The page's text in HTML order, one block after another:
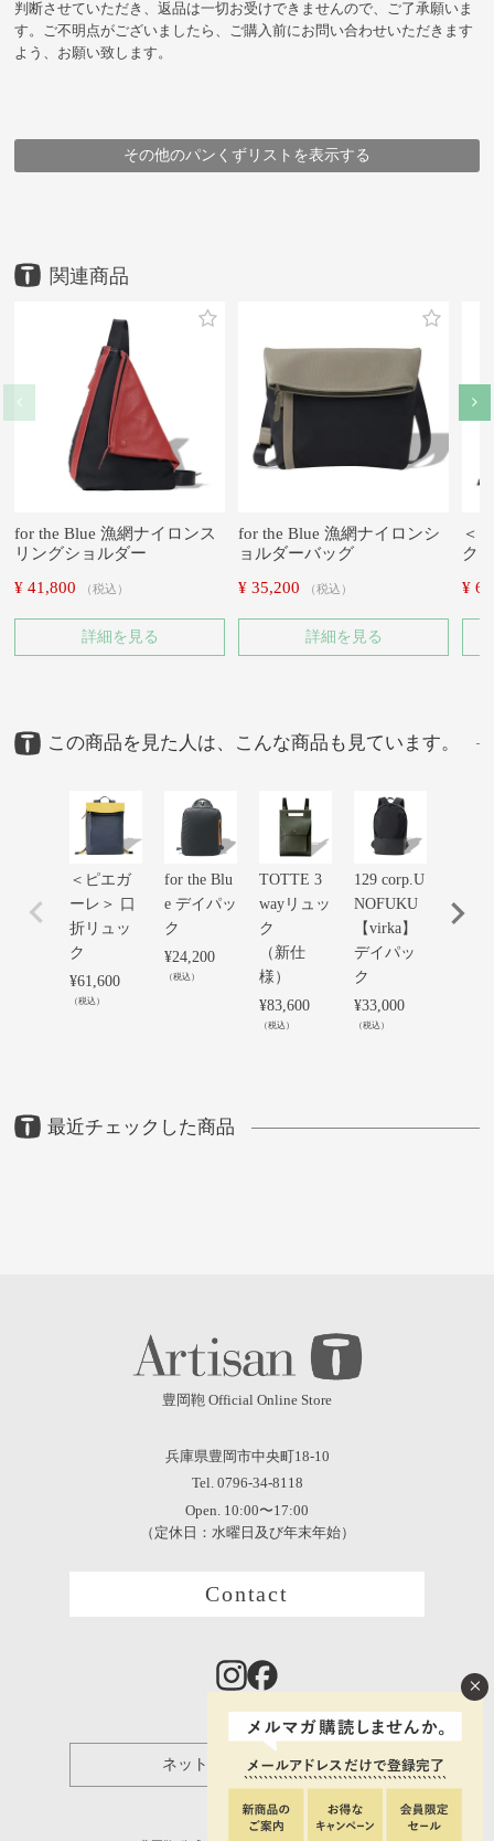
判断させていただき、返品は一切お受けできませんので、ご了承願いま
す。ご不明点がございましたら、ご購入前にお問い合わせいただきます
よう、お願い致します。
その他のパンくずリストを表示する
for the Blue 漁網ナイロンス
リングショルダー
¥ 41,800 税込
詳細を見る
for the Blue 漁網ナイロンシ
ョルダーバッグ
¥ 35,200 税込
詳細を見る
＜
ク
¥
この商品を見た人は、こんな商品も見ています。
＜ピエガ
ーレ＞ 口
折リュッ
ク
¥61,600
（税込）
for the Blu
e デイパッ
ク
¥24,200
（税込）
TOTTE 3
wayリュッ
ク
（新仕
様）
¥83,600
（税込）
129 corp.U
NOFUKU
【virka】
デイパッ
ク
¥33,000
（税込）
最近チェックした商品
豊岡鞄 Official Online Store
兵庫県豊岡市中央町18-10
Tel. 0796-34-8118
Open. 10:00〜17:00
（定休日：水曜日及び年末年始）
Contact
ネット保証登録について
×